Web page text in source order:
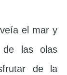
el mar y
de las olas
de la